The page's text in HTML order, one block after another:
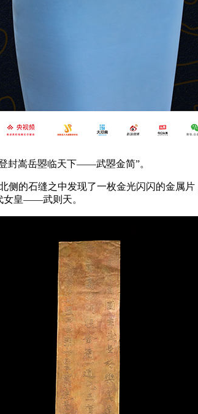
封嵩岳曌临天下——武曌金简”。
的石缝之中发现了一枚金光闪闪的金属片
女皇——武则天。